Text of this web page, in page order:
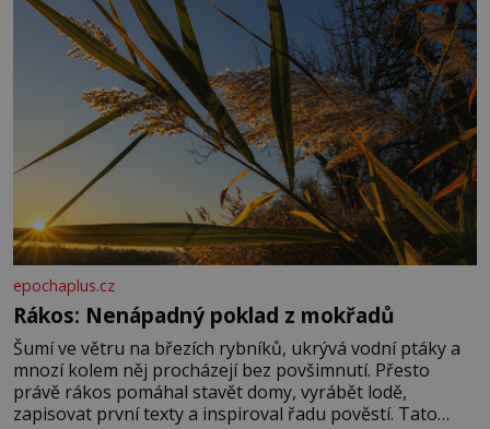
epochaplus.cz
Rákos: Nenápadný poklad z mokřadů
Šumí ve větru na březích rybníků, ukrývá vodní ptáky a
mnozí kolem něj procházejí bez povšimnutí. Přesto
právě rákos pomáhal stavět domy, vyrábět lodě,
zapisovat první texty a inspiroval řadu pověstí. Tato